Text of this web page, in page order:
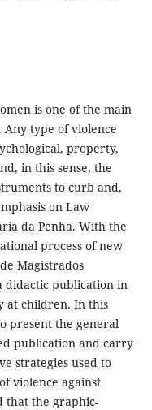
is one of the main
Any type of violence
property,
in this sense, the
to curb and,
on Law
da Penha. With the
process of new
Magistrados
didactic publication in
at children. In this
present the general
publication and carry
strategies used to
violence against
that the graphic-